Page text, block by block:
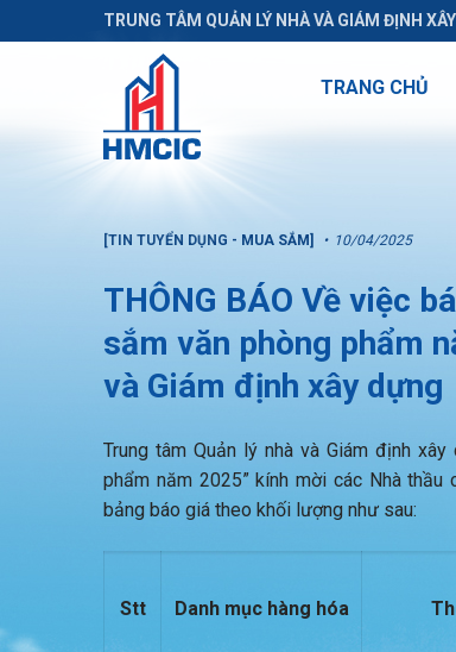
TRUNG TÂM QUẢN LÝ NHÀ VÀ GIÁM ĐỊNH
TRANG CHỦ
[TIN TUYỂN DỤNG - MUA SẮM] 10/04/2025
THÔNG BÁO Về việc
sắm văn phòng phẩm
và Giám định xây dựng
Trung tâm Quản lý nhà và Giám định
phẩm năm 2025” kính mời các Nhà
bảng báo giá theo khối lượng như sau:
Stt Danh mục hàng hóa